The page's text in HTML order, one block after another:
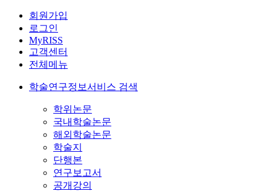
회원가입
로그인
MyRISS
고객센터
전체메뉴
학술연구정보서비스 검색
학위논문
국내학술논문
해외학술논문
학술지
단행본
연구보고서
공개강의